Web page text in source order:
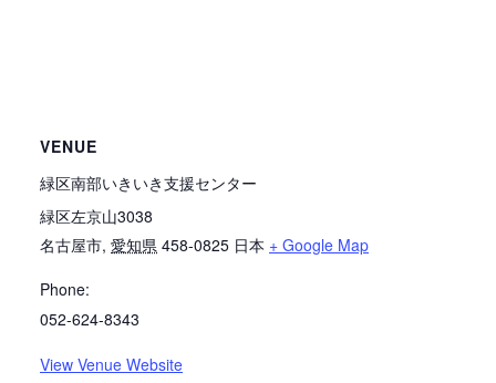
VENUE
緑区南部いきいき支援センター
緑区左京山3038
名古屋市, 愛知県 458-0825 日本 + Google Map
Phone:
052-624-8343
View Venue Website